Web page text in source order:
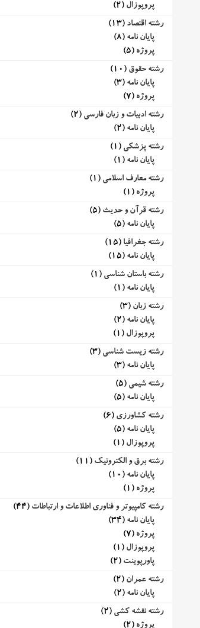
پروپوزال (2)
رشته اقتصاد (13)
پایان نامه (8)
پروژه (5)
رشته حقوق (10)
پایان نامه (3)
پروژه (7)
رشته ادبیات و زبان فارسی (2)
پایان نامه (2)
رشته پزشکی (1)
پایان نامه (1)
رشته معارف اسلامی (1)
پروژه (1)
رشته قرآن و حدیث (5)
پایان نامه (5)
رشته جغرافیا (15)
پایان نامه (15)
رشته باستان شناسی (1)
پایان نامه (1)
رشته زبان (3)
پایان نامه (2)
پروپوزال (1)
رشته زیست شناسی (3)
پایان نامه (3)
رشته شیمی (5)
پایان نامه (5)
رشته کشاورزی (6)
پایان نامه (5)
پروپوزال (1)
رشته برق و الکترونیک (11)
پایان نامه (10)
پروژه (1)
رشته کامپیوتر و فناوری اطلاعات و ارتباطات (44)
پایان نامه (34)
پروژه (7)
پروپوزال (1)
پاورپوینت (2)
رشته عمران (2)
پایان نامه (2)
رشته نقشه کشی (2)
پروژه (2)